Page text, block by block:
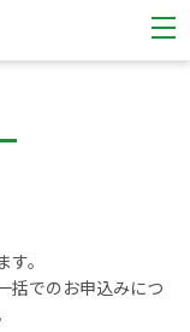
。
括でのお申込みにつ